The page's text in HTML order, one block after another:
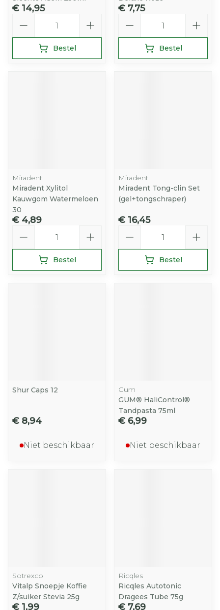
€ 14,95
Bestel
€ 7,75
Bestel
Miradent
Miradent Xylitol
Kauwgom Watermeloen
30
€ 4,89
Bestel
Miradent
Miradent Tong-clin Set
(gel+tongschraper)
€ 16,45
Bestel
Shur Caps 12
€ 8,94
Niet beschikbaar
Gum
GUM® HaliControl®
Tandpasta 75ml
€ 6,99
Niet beschikbaar
Sotrexco
Vitalp Snoepje Koffie
Z/suiker Stevia 25g
€ 1,99
Ricqles
Ricqles Autotonic
Dragees Tube 75g
€ 7,69